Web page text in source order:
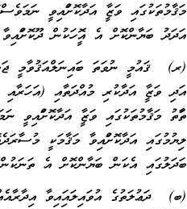
މަޤާމުތަކުގައި ވަޒީފާ އަދާކޮށްފައިވީ
އަދަދު ބަޔާންކޮށް އެ އޮފީހަކުން
(ރ) ޤައުމީ ނުވަތަ ބައިނަލްއަޤުވާމީ
އަދި ވަޒީފާ އަދާކުރި މުއްދަތާއި
ތަފާތު މަޤާމުތަކުގައި ވަޒީފާ
ލިޔުމުގައި އަދާކޮށްފައިވާ މަޤާމަކީ
ބަދަލުގައި އެކަން ބަޔާންކޮށް އެ
(ބ) ދަޢުލަތުގެ އުވައިލައިފައިވާ